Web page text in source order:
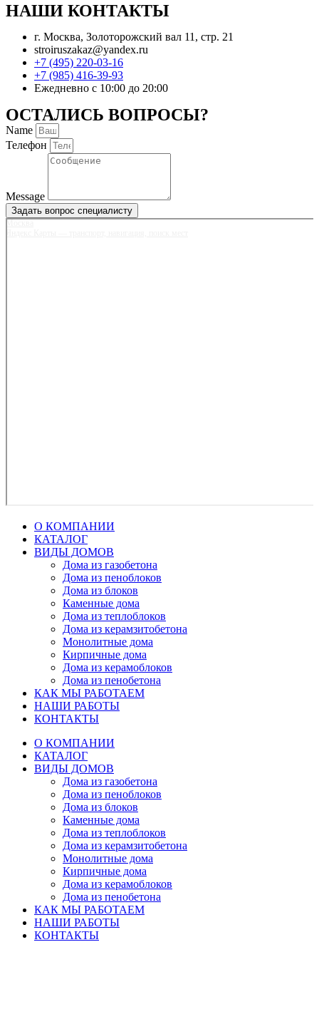
НАШИ КОНТАКТЫ
г. Москва, Золоторожский вал 11, стр. 21
stroiruszakaz@yandex.ru
+7 (495) 220-03-16
+7 (985) 416-39-93
Ежедневно с 10:00 до 20:00
ОСТАЛИСЬ ВОПРОСЫ?
Name
Телефон
Message
Задать вопрос специалисту
Москва
О КОМПАНИИ
КАТАЛОГ
ВИДЫ ДОМОВ
Дома из газобетона
Дома из пеноблоков
Дома из блоков
Каменные дома
Дома из теплоблоков
Дома из керамзитобетона
Монолитные дома
Кирпичные дома
Дома из керамоблоков
Дома из пенобетона
КАК МЫ РАБОТАЕМ
НАШИ РАБОТЫ
КОНТАКТЫ
О КОМПАНИИ
КАТАЛОГ
ВИДЫ ДОМОВ
Дома из газобетона
Дома из пеноблоков
Дома из блоков
Каменные дома
Дома из теплоблоков
Дома из керамзитобетона
Монолитные дома
Кирпичные дома
Дома из керамоблоков
Дома из пенобетона
КАК МЫ РАБОТАЕМ
НАШИ РАБОТЫ
КОНТАКТЫ